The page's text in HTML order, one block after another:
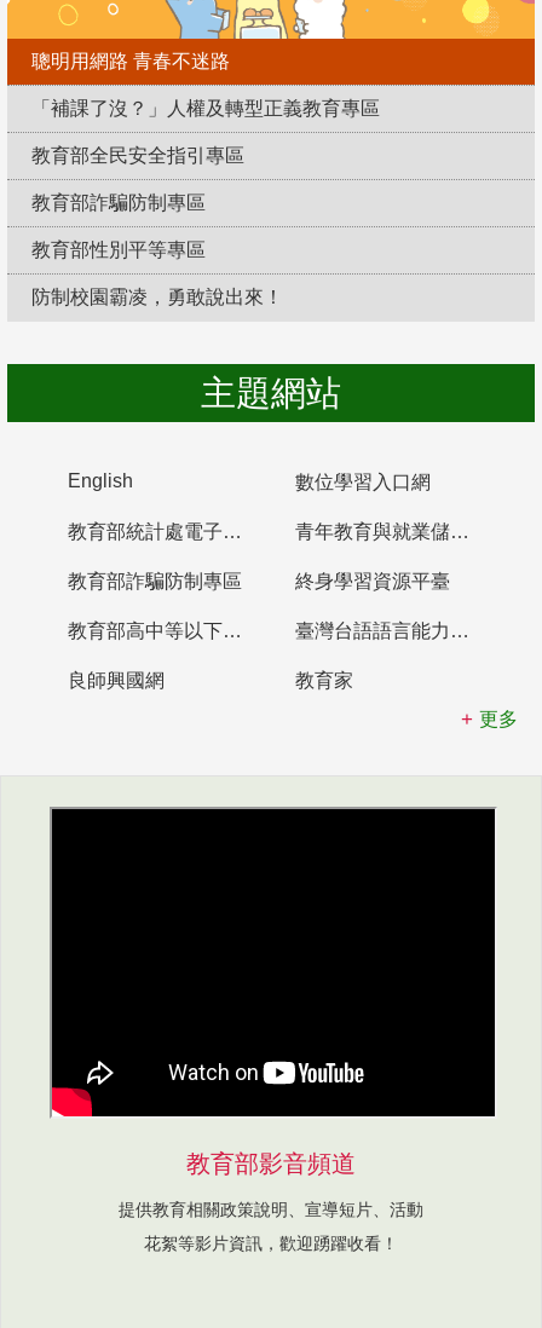
聰明用網路 青春不迷路
「補課了沒？」人權及轉型正義教育專區
教育部全民安全指引專區
教育部詐騙防制專區
教育部性別平等專區
防制校園霸凌，勇敢說出來！
主題網站
English 數位學習入口網
教育部統計處電子書櫃 青年教育與就業儲蓄帳戶
教育部詐騙防制專區 終身學習資源平臺
教育部高中等以下學校及幼兒園教師資格檢定考試 臺灣台語語言能力認證網站
良師興國網
教育家
更多
教育部影音頻道
提供教育相關政策說明、宣導短片、活動
花絮等影片資訊，歡迎踴躍收看！